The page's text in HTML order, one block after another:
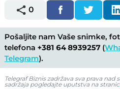
0
Pošaljite nam Vaše snimke,
telefona +381 64 8939257 (
Telegram).
Telegraf Biznis zadržava sva prava
sadržaja pogledajte uputstva na